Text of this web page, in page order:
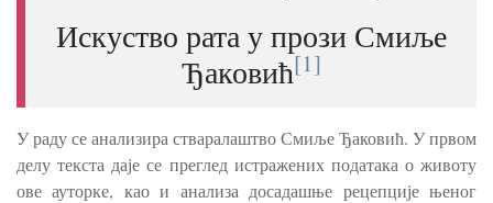
Искуство рата у прози Смиље
Ђаковић[1]
У раду се анализира стваралаштво Смиље Ђаковић. У првом
делу текста даје се преглед истражених података о животу
ове ауторке, као и анализа досадашње рецепције њеног